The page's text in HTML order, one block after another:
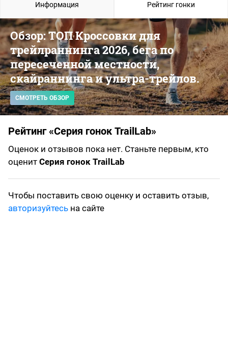
Обзор: ТОП Кроссовки для
трейлраннинга 2026, бега по
пересеченной местности,
скайраннинга и ультра-трейлов.
СМОТРЕТЬ ОБЗОР
Рейтинг «Серия гонок TrailLab»
Оценок и отзывов пока нет. Станьте первым, кто
оценит Серия гонок TrailLab
Чтобы поставить свою оценку и оставить отзыв,
авторизуйтесь на сайте
Информация Рейтинг гонки